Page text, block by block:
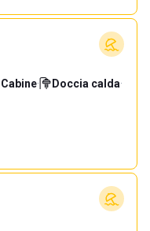
Cabine· Doccia calda·